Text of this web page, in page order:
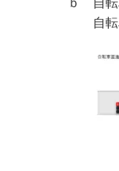
自転車：